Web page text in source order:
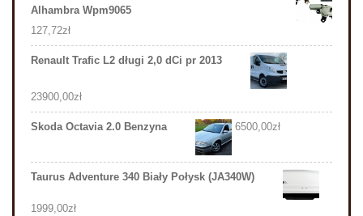
Alhambra Wpm9065
127,72zł
Renault Trafic L2 długi 2,0 dCi pr 2013
23900,00zł
Skoda Octavia 2.0 Benzyna 6500,00zł
Taurus Adventure 340 Biały Połysk (JA340W)
1999,00zł